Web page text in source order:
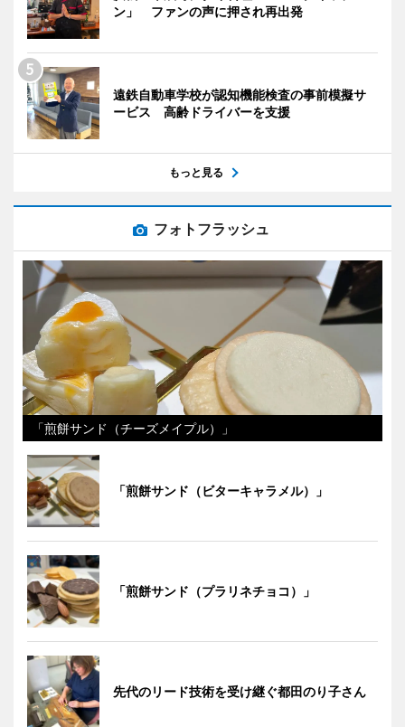
ン」 ファンの声に押され再出発
遠鉄自動車学校が認知機能検査の事前模擬サ
ービス 高齢ドライバーを支援
もっと見る
フォトフラッシュ
「煎餅サンド（チーズメイプル）」
「煎餅サンド（ビターキャラメル）」
「煎餅サンド（プラリネチョコ）」
先代のリード技術を受け継ぐ都田のり子さん